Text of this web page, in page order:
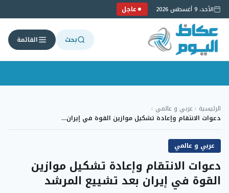
الأحد، 9 أغسطس 2026 عاجل
بحث القائمة
إلى
المحتوى
الرئيسية ›عربي و عالمي ›
دعوات الانتقام وإعادة تشكيل موازين القوة في إيران…
عربي و عالمي
دعوات الانتقام وإعادة تشكيل موازين
القوة في إيران بعد تشييع المرشد